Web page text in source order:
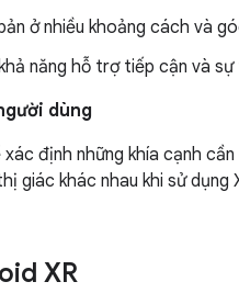
ở nhiều khoảng cách và
năng hỗ trợ tiếp cận và
dùng
định những khía cạnh
giác khác nhau khi sử
XR